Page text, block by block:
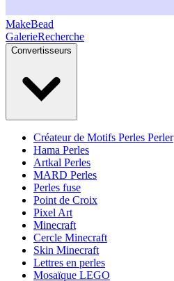
MakeBead
GalerieRecherche
Convertisseurs
Créateur de Motifs Perles Perler
Hama Perles
Artkal Perles
MARD Perles
Perles fuse
Point de Croix
Pixel Art
Minecraft
Cercle Minecraft
Skin Minecraft
Lettres en perles
Mosaïque LEGO